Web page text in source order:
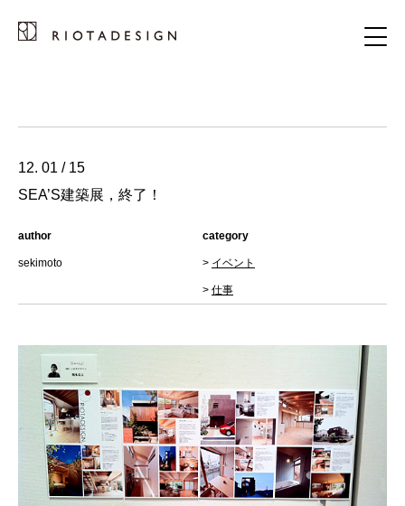
12. 01 / 15
SEA’S建築展，終了！
author
sekimoto
category
> イベント
> 仕事